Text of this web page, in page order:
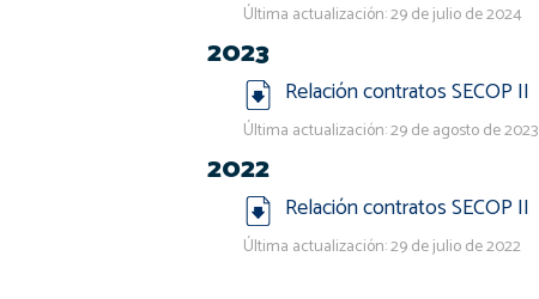
Última actualización: 29 de julio de 2024
2023
Relación contratos SECOP II
Última actualización: 29 de agosto de 2023
2022
Relación contratos SECOP II
Última actualización: 29 de julio de 2022